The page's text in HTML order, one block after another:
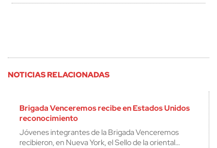
NOTICIAS RELACIONADAS
Brigada Venceremos recibe en Estados Unidos
reconocimiento
Jóvenes integrantes de la Brigada Venceremos
recibieron, en Nueva York, el Sello de la oriental…